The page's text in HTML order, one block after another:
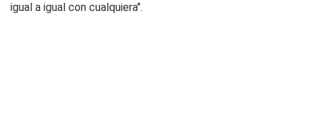
igual a igual con cualquiera".